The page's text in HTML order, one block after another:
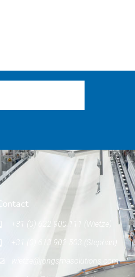
Contact
+31 (0) 622 900 111 (Wietze)
+31 (0) 613 902 503 (Stephan)
wietze@jongsmasolutions.com